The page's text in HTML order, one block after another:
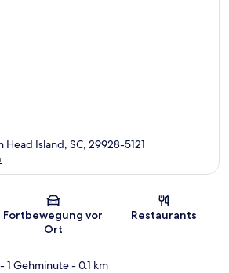
Karte
Head Island, SC, 29928-5121
Fortbewegung vor
Ort
Restaurants
- 1 Gehminute- 0.1 km